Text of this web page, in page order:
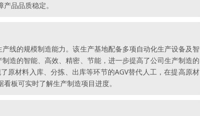
品品质稳定。
线的规模制造能力。该生产基地配备多项自动化生产设备及智
造的智能、高效、精密、节能，进一步提高了公司生产制造的
原材料入库、分拣、出库等环节的AGV替代人工，在提高原材
板可实时了解生产制造项目进度。